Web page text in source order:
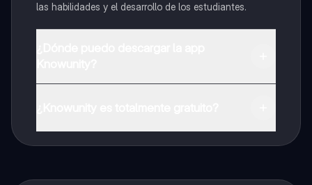
las habilidades y el desarrollo de los estudiantes.